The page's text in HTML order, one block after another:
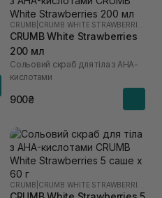
CRUMB
CRUMB White Strawberries
200 мл
Сольовий скраб для тіла з AHA-
кислотами
900₴
CRUMB